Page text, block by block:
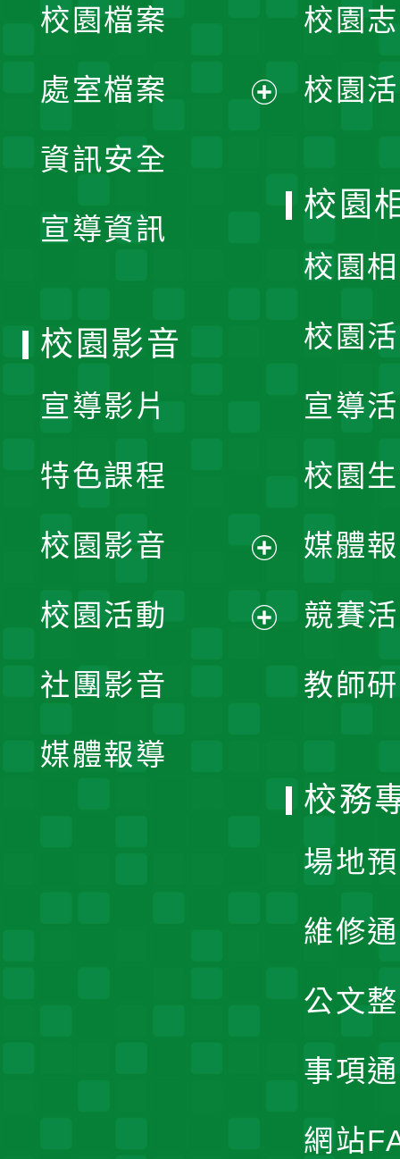
單
校園檔案
處室檔案
資訊安全
宣導資訊
校園
校園
校園
校園
校園
宣導
校園
媒體
競賽
教師
校園影音
宣導影片
特色課程
校園影音
開
校園活動
社團影音
媒體報導
校務
場地
維修
公文
事項
網站